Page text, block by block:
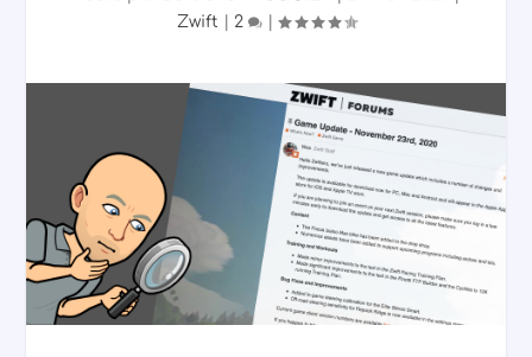
Zwift
2 |